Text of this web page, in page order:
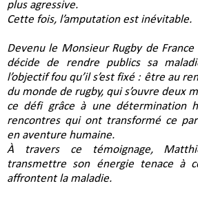
plus agressive.
Cette fois, l’amputation est inévitable.
Devenu le Monsieur Rugby de
décide de rendre publics sa
l’objectif fou qu’il s’est fixé : être au
du monde de rugby, qui s’ouvre deux
ce défi grâce à une détermination
rencontres qui ont transformé ce
en aventure humaine.
À travers ce témoignage,
transmettre son énergie tenace à
affrontent la maladie.